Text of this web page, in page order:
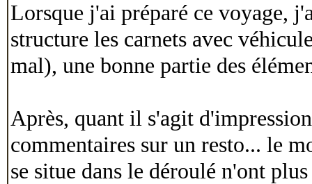
Lorsque j'ai préparé ce voyage,
structure les carnets avec
mal), une bonne partie des
Après, quant il s'agit
commentaires sur un resto... le
se situe dans le déroulé n'ont